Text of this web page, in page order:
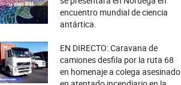
encuentro mundial de ciencia
antártica.
EN DIRECTO: Caravana de
camiones desfila por la ruta 68
en homenaje a colega asesinado